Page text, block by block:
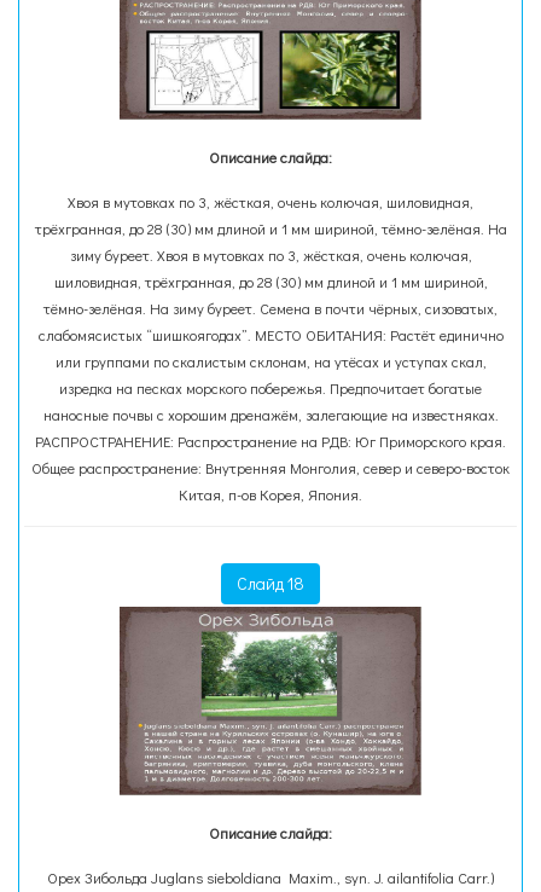
Описание слайда:
Хвоя в мутовках по 3, жёсткая, очень колючая, шиловидная,
трёхгранная, до 28 (30) мм длиной и 1 мм шириной, тёмно-зелёная. На
зиму буреет. Хвоя в мутовках по 3, жёсткая, очень колючая,
шиловидная, трёхгранная, до 28 (30) мм длиной и 1 мм шириной,
тёмно-зелёная. На зиму буреет. Семена в почти чёрных, сизоватых,
слабомясистых “шишкоягодах”. МЕСТО ОБИТАНИЯ: Растёт единично
или группами по скалистым склонам, на утёсах и уступах скал,
изредка на песках морского побережья. Предпочитает богатые
наносные почвы с хорошим дренажём, залегающие на известняках.
РАСПРОСТРАНЕНИЕ: Распространение на РДВ: Юг Приморского края.
Общее распространение: Внутренняя Монголия, север и северо-восток
Китая, п-ов Корея, Япония.
Слайд 18
Описание слайда:
Орех Зибольда Juglans sieboldiana Maxim., syn. J. аilantifolia Carr.)